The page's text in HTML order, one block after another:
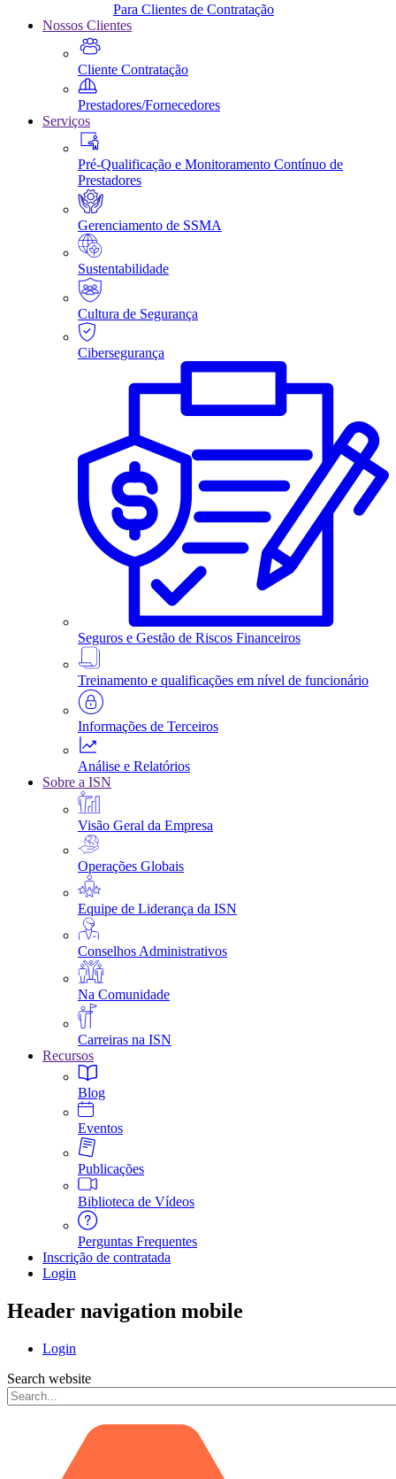
Para Clientes de Contratação
Nossos Clientes
Cliente Contratação
Prestadores/Fornecedores
Serviços
Pré-Qualificação e Monitoramento Contínuo de
Prestadores
Gerenciamento de SSMA
Sustentabilidade
Cultura de Segurança
Cibersegurança
Seguros e Gestão de Riscos Financeiros
Treinamento e qualificações em nível de funcionário
Informações de Terceiros
Análise e Relatórios
Sobre a ISN
Visão Geral da Empresa
Operações Globais
Equipe de Liderança da ISN
Conselhos Administrativos
Na Comunidade
Carreiras na ISN
Recursos
Blog
Eventos
Publicações
Biblioteca de Vídeos
Perguntas Frequentes
Inscrição de contratada
Login
Header navigation mobile
Login
Search website